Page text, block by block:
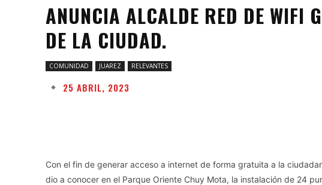
ANUNCIA ALCALDE RED DE WIFI
DE LA CIUDAD.
COMUNIDAD JUAREZ RELEVANTES
25 ABRIL, 2023
Con el fin de generar acceso a internet de forma gratuita a la
dio a conocer en el Parque Oriente Chuy Mota, la instalación de 24